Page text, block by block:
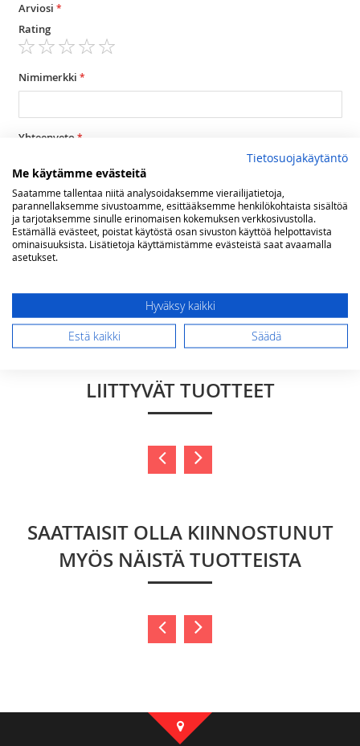
Arviosi
Rating
star
stars
stars
stars
stars
Nimimerkki
Yhteenveto
Arvostelu
Lähetä arvostelu
LIITTYVÄT TUOTTEET
SAATTAISIT OLLA KIINNOSTUNUT
MYÖS NÄISTÄ TUOTTEISTA
Tietosuojakäytäntö
Me käytämme evästeitä
Saatamme tallentaa niitä analysoidaksemme vierailijatietoja,
parannellaksemme sivustoamme, esittääksemme henkilökohtaista sisältöä
ja tarjotaksemme sinulle erinomaisen kokemuksen verkkosivustolla.
Estämällä evästeet, poistat käytöstä osan sivuston käyttöä helpottavista
ominaisuuksista. Lisätietoja käyttämistämme evästeistä saat avaamalla
asetukset.
Hyväksy kaikki
Estä kaikki Säädä